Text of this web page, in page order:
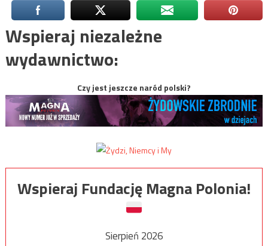
Wspieraj niezależne
wydawnictwo:
Czy jest jeszcze naród polski?
Wspieraj Fundację Magna Polonia!
Sierpień 2026